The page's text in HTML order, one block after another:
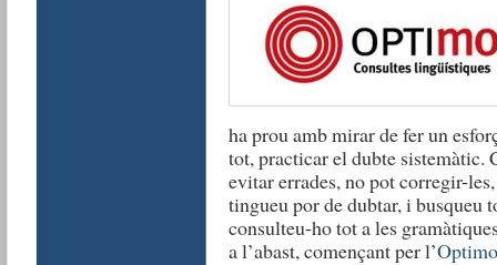
ha prou amb mirar de fer un
tot, practicar el dubte sistemàtic.
evitar errades, no pot corregir-
tingueu por de dubtar, i busqueu
consulteu-ho tot a les
a l’abast, començant per l’